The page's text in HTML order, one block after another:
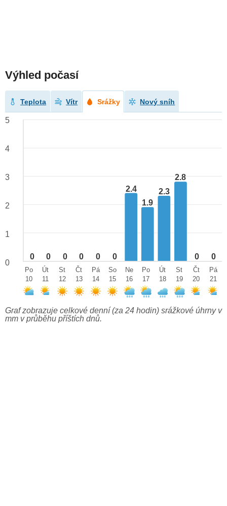
Výhled počasí
Teplota Vítr Srážky Nový sníh
0 0 0 0 0 0
2.4
1.9
2.3
2.8
0 0
5
4
3
2
1
0
Po
10
Út
11
St
12
Čt
13
Pá
14
So
15
Ne
16
Po
17
Út
18
St
19
Čt
20
Pá
21
Graf zobrazuje celkové denní (za 24 hodin) srážkové úhrny v
mm v průběhu příštích dnů.